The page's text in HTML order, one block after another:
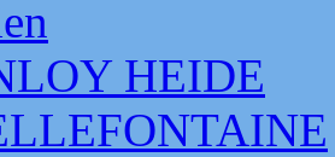
HEIDE